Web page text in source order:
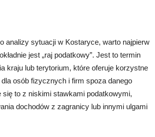
analizy sytuacji w Kostaryce, warto najpierw
jest „raj podatkowy”. Jest to termin
kraju lub terytorium, które oferuje korzystne
osób fizycznych i firm spoza danego
się to z niskimi stawkami podatkowymi,
dochodów z zagranicy lub innymi ulgami